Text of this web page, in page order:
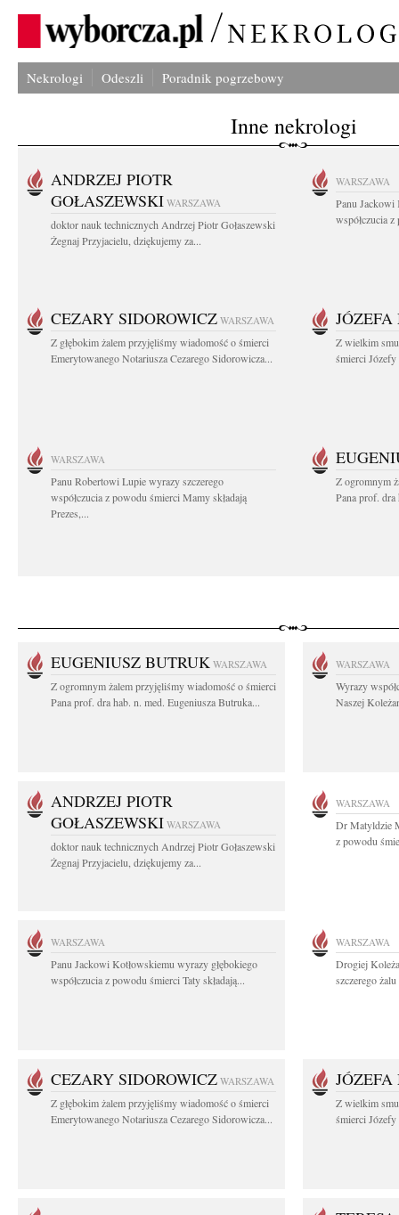
Nekrologi Odeszli Poradnik pogrzebowy
Inne nekrologi
ANDRZEJ PIOTR
GOŁASZEWSKI WARSZAWA
doktor nauk technicznych Andrzej Piotr Gołaszewski
Żegnaj Przyjacielu, dziękujemy za...
WARSZAWA
Panu Jackowi
współczucia
CEZARY SIDOROWICZ WARSZAWA
Z głębokim żalem przyjęliśmy wiadomość o śmierci
Emerytowanego Notariusza Cezarego Sidorowicza...
Z wielkim
śmierci
WARSZAWA
Panu Robertowi Lupie wyrazy szczerego
współczucia z powodu śmierci Mamy składają
Prezes,...
Z ogromnym
Pana prof. dra
EUGENIUSZ BUTRUK WARSZAWA
Z ogromnym żalem przyjęliśmy wiadomość o śmierci
Pana prof. dra hab. n. med. Eugeniusza Butruka...
WARSZAWA
Wyrazy
Naszej
ANDRZEJ PIOTR
GOŁASZEWSKI WARSZAWA
doktor nauk technicznych Andrzej Piotr Gołaszewski
Żegnaj Przyjacielu, dziękujemy za...
WARSZAWA
Dr Matyldzie
z powodu
WARSZAWA
Panu Jackowi Kotłowskiemu wyrazy głębokiego
współczucia z powodu śmierci Taty składają...
WARSZAWA
Drogiej
szczerego
CEZARY SIDOROWICZ WARSZAWA
Z głębokim żalem przyjęliśmy wiadomość o śmierci
Emerytowanego Notariusza Cezarego Sidorowicza...
Z wielkim
śmierci